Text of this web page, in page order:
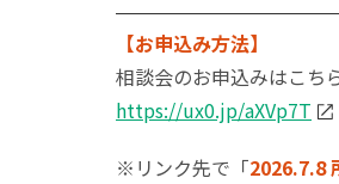
【お申込み方法】
相談会のお申込みはこち
https://ux0.jp/aXVp7T
※リンク先で「2026.7.8